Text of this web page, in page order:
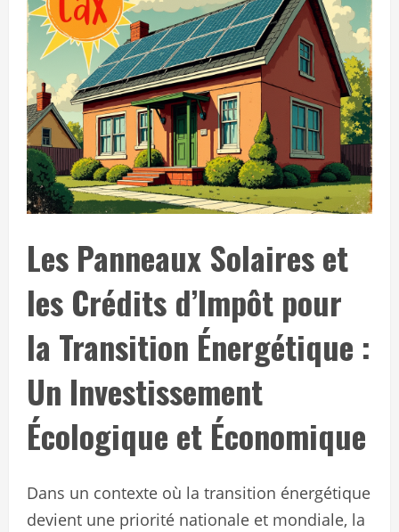
Les Panneaux Solaires et
les Crédits d’Impôt pour
la Transition Énergétique :
Un Investissement
Écologique et Économique
Dans un contexte où la transition énergétique
devient une priorité nationale et mondiale, la